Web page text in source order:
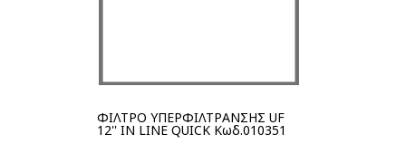
ΦΙΛΤΡΟ ΥΠΕΡΦΙΛΤΡΑΝΣΗΣ UF
12'' IN LINE QUICK Κωδ.010351